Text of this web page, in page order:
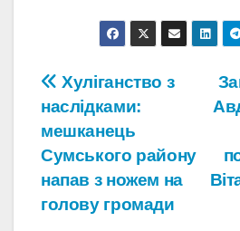
Навігація
записів
Хуліганство з
наслідками:
мешканець
Сумського району
напав з ножем на
голову громади